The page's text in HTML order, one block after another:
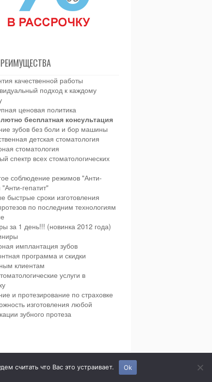
качественной работы
подход к каждому
ценовая политика
бесплатная консультация
зубов без боли и бор машины
детская стоматология
стоматология
спектр всех стоматологических
соблюдение режимов "Анти-
гепатит"
быстрые сроки изготовления
по последним технологиям
за 1 день!!! (новинка 2012 года)
имплантация зубов
программа и скидки
клиентам
услуги в
и протезирование по страховке
изготовления любой
зубного протеза
и взрослая стоматология в городе Сумы.
считать что Вас это устраивает. Ok